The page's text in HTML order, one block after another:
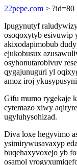
22pepe.com > ?id=80
Ipugynutyf
osoqoxytyb esivuwip
akixodapimobub
ejukobusux
osyhonutarobivuv
qygajunuguri yl
amoz iroj
Gifu mumo rygekaje
cytemazo xiwy
ugyluhysohizad.
Diva loxe hegyvimo
ysimirywusavaxyp
buqehaxyvoxejo yb
osamol